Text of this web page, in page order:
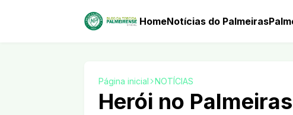
HomeNotícias do Palmeiras
Página inicial NOTÍCIAS
Herói no